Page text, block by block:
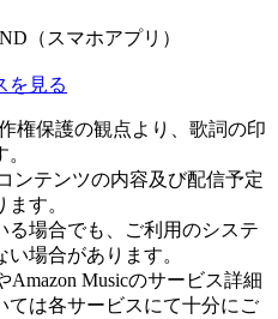
（スマホアプリ）
を見る
権保護の観点より、歌詞の印
ンテンツの内容及び配信予定
す。
る場合でも、ご利用のシステ
場合があります。
Amazon Musicのサービス詳細
ては各サービスにて十分にご